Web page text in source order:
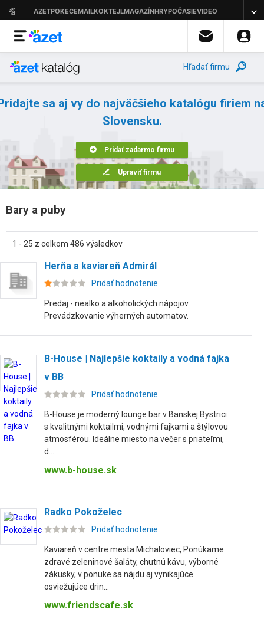
Hľadať firmu
sa aj vy do najväčšieho katalógu firiem
Slovensku.
Pridať zadarmo firmu
Upraviť firmu
Bary a puby
1 - 25 z celkom 486 výsledkov
Herňa a kaviareň Admirál
Pridať hodnotenie
Predaj - nealko a alkoholických nápojov.
Prevádzkovanie výherných automatov.
B-House | Najlepšie koktaily a vodná fajka
v BB
Pridať hodnotenie
B-House je moderný lounge bar v Banskej Bystrici
s kvalitnými koktailmi, vodnými fajkami a štýlovou
atmosférou. Ideálne miesto na večer s priateľmi,
d...
www.b-house.sk
Radko Pokoželec
Pridať hodnotenie
Kaviareň v centre mesta Michaloviec, Ponúkame
zdravé zeleninové šaláty, chutnú kávu, výborné
zákusky, v ponuke sa nájdu aj vynikajúce
osviežujúce drin...
www.friendscafe.sk